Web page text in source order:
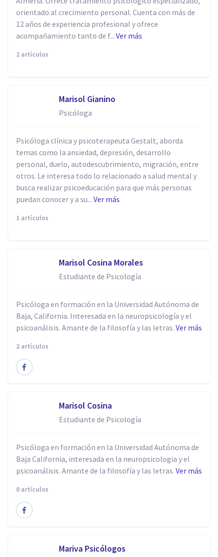
orientado al crecimiento personal. Cuenta con más de
12 años de experiencia profesional y ofrece
acompañamiento tanto de f... Ver más
2 artículos
Marisol Gianino
Psicóloga
Psicóloga clínica y psicoterapeuta Gestalt, aborda
temas como la ansiedad, depresión, desarrollo
personal, duelo, autodescubrimiento, migración, entre
otros. Le interesa todo lo relacionado a salud mental y
busca realizar psicoeducación para que más personas
puedan conocer y a su... Ver más
1 artículos
Marisol Cosina Morales
Estudiante de Psicología
Psicóloga en formación en la Universidad Autónoma de
Baja, California. Interesada en la neuropsicología y el
psicoanálisis. Amante de la filosofía y las letras. Ver más
2 artículos
Marisol Cosina
Estudiante de Psicología
Psicóloga en formación en la Universidad Autónoma de
Baja California, interesada en la neuropsicologia y el
psicoanálisis. Amante de la filosofía y las letras. Ver más
0 artículos
Mariva Psicólogos